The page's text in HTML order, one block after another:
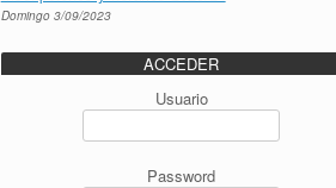
Domingo 3/09/2023
ACCEDER
Usuario
Password